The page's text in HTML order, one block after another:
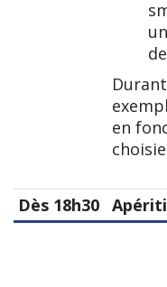
en
Dès 18h30